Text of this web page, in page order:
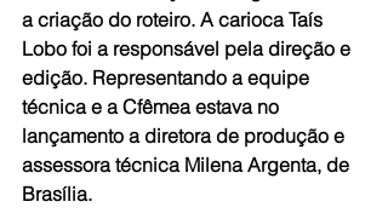
a criação do roteiro. A carioca Taís
Lobo foi a responsável pela direção e
edição. Representando a equipe
técnica e a Cfêmea estava no
lançamento a diretora de produção e
assessora técnica Milena Argenta, de
Brasília.